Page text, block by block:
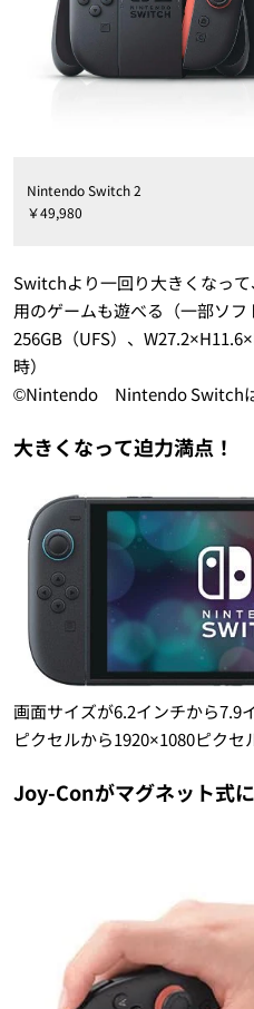
Nintendo Switch 2
￥49,980
Switchより一回り大きくなっ
用のゲームも遊べる（一部ソ
256GB（UFS）、
時）
©Nintendo Nintendo Switchは
大きくなって迫力満点！
画面サイズが6.2インチから7.9
ピクセルから1920×1080ピクセ
Joy-Conがマグネット式に